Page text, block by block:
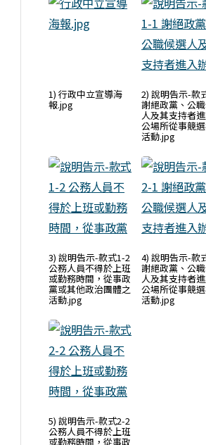
1) 行政中立宣導海
報.jpg
2) 說明告示-款
謝絕政黨、公
人及其支持者
公場所從事競
活動.jpg
3) 說明告示-款式1-2
公務人員不得於上班
或勤務時間，從事政
黨或其他政治團體之
活動.jpg
4) 說明告示-款
謝絕政黨、公
人及其支持者
公場所從事競
活動.jpg
5) 說明告示-款式2-2
公務人員不得於上班
或勤務時間，從事政